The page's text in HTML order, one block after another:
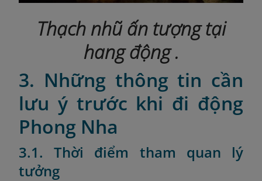
Thạch nhũ ấn tượng tại
hang động.
3. Những thông tin cần
lưu ý trước khi đi động
Phong Nha
3.1. Thời điểm tham quan lý
tưởng